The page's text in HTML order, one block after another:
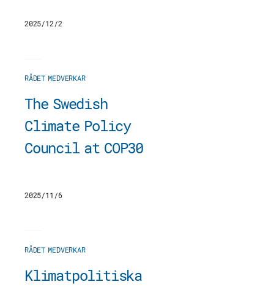
2025/12/2
RÅDET MEDVERKAR
The Swedish
Climate Policy
Council at COP30
2025/11/6
RÅDET MEDVERKAR
Klimatpolitiska